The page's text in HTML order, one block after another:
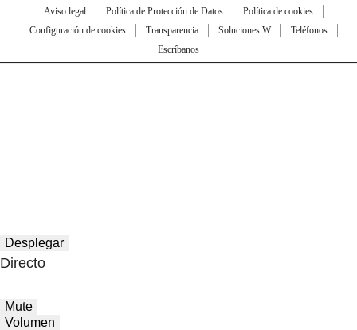
Aviso legal Política de Protección de Datos
Política de cookies
Configuración de cookies
Transparencia Soluciones W
Teléfonos
Escríbanos
Desplegar
Directo
Mute
Volumen